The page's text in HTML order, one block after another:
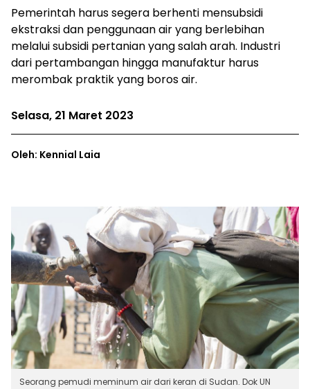
Pemerintah harus segera berhenti mensubsidi
ekstraksi dan penggunaan air yang berlebihan
melalui subsidi pertanian yang salah arah. Industri
dari pertambangan hingga manufaktur harus
merombak praktik yang boros air.
Selasa, 21 Maret 2023
Oleh: Kennial Laia
Seorang pemudi meminum air dari keran di Sudan. Dok UN